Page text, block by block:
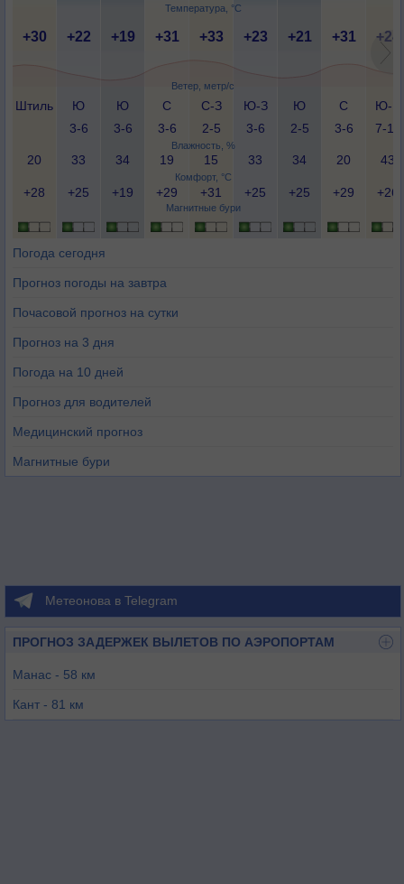
Температура, °C
Ветер, метр/с
Влажность, %
Комфорт, °C
Магнитные бури
+30 +22 +19 +31 +33 +23 +21 +31 +24
Штиль
Ю
3-6
Ю
3-6
С
3-6
С-З
2-5
Ю-З
3-6
Ю
2-5
С
3-6
Ю-В
7-12
20 33 34 19 15 33 34 20 43
+28 +25 +19 +29 +31 +25 +25 +29 +26
Погода сегодня
Прогноз погоды на завтра
Почасовой прогноз на сутки
Прогноз на 3 дня
Погода на 10 дней
Прогноз для водителей
Медицинский прогноз
Магнитные бури
Метеонова в Telegram
ПРОГНОЗ ЗАДЕРЖЕК ВЫЛЕТОВ ПО АЭРОПОРТАМ
Манас - 58 км
Кант - 81 км